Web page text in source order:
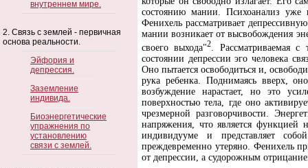
внутреннем мире.
2. Связь с землей - первичная
основа реальности.
Эйфория и
депрессия.
Заземление
индивида.
Биоэнергетические
упражнения по
установлению
связи с землей.
состоянию мании. Психоанализ уже
Фенихель рассматривает
мании возникает от высвобождения
своего выхода"2
. Рассматриваемая
состоянии депрессии эго человека
Оно пытается освободиться и,
рука ребенка. Поднимаясь вверх,
возбуждение нарастает, но это
поверхностью тела, где оно
чрезмерной разговорчивости.
напряжения, что является функцией
индивидууме и представляет
преждевременно утеряно. Фенихель
от депрессии, а судорожным